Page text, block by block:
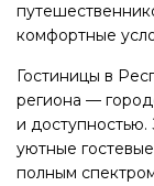
комфортные
Гостиницы в
региона —
и
уютные
полным